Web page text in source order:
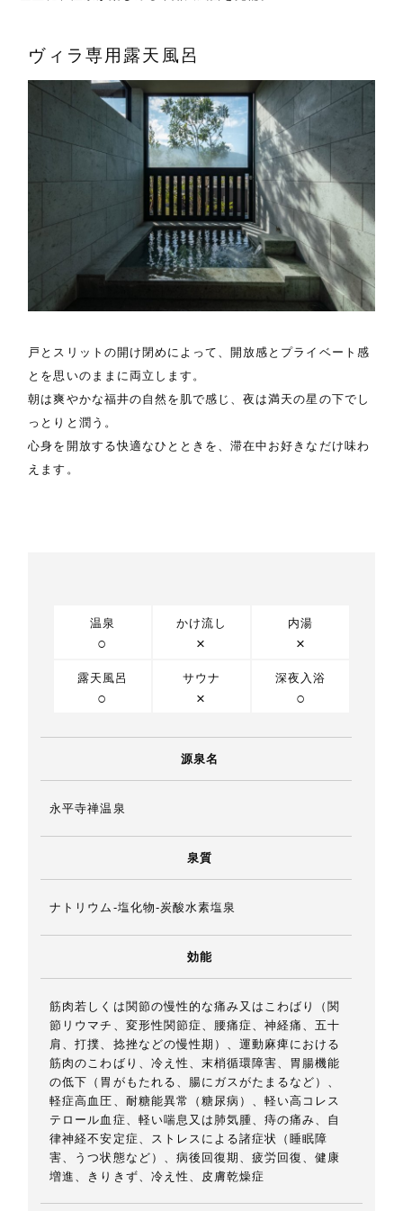
ヴィラ専用露天風呂
戸とスリットの開け閉めによって、開放感とプライベート感
とを思いのままに両立します。
朝は爽やかな福井の自然を肌で感じ、夜は満天の星の下でし
っとりと潤う。
心身を開放する快適なひとときを、滞在中お好きなだけ味わ
えます。
温泉
○
かけ流し
×
内湯
×
露天風呂
○
サウナ
×
深夜入浴
○
源泉名
永平寺禅温泉
泉質
ナトリウム-塩化物-炭酸水素塩泉
効能
筋肉若しくは関節の慢性的な痛み又はこわばり（関
節リウマチ、変形性関節症、腰痛症、神経痛、五十
肩、打撲、捻挫などの慢性期）、運動麻痺における
筋肉のこわばり、冷え性、末梢循環障害、胃腸機能
の低下（胃がもたれる、腸にガスがたまるなど）、
軽症高血圧、耐糖能異常（糖尿病）、軽い高コレス
テロール血症、軽い喘息又は肺気腫、痔の痛み、自
律神経不安定症、ストレスによる諸症状（睡眠障
害、うつ状態など）、病後回復期、疲労回復、健康
増進、きりきず、冷え性、皮膚乾燥症